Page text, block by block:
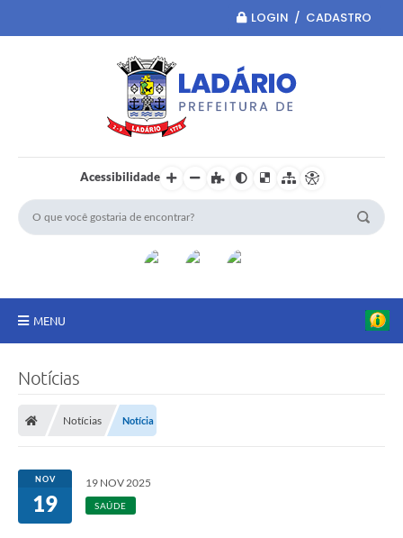
LOGIN / CADASTRO
Acessibilidade
MENU
LICITAÇÕES E CONTRATOS
Secretarias
Leis e Decretos
Notícias
Notícias Notícia
NOV
19
19 NOV 2025
SAÚDE